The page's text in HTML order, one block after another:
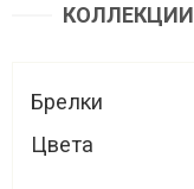
КОЛЛЕКЦИИ
Брелки
Цвета